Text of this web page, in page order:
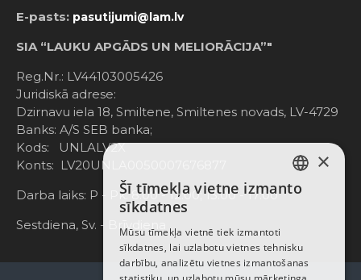
E-pasts: pasutijumi@lam.lv
SIA “LAUKU APGĀDS UN MELIORĀCIJA”"
Reg.Nr.: LV44103005426
Juridiskā adrese:
Dzirnavu iela 18, Smiltene, Smiltenes novads, LV-4729
Banks: A/S SEB banka;
Kods: UNLALV2X
Konts: LV20UNLA0050007676877
Darba laiks: P - Pk. 8:00 - 12:00; 13:00 - 17:00
Sestdiena, Sv. - Brīvdiena
LATVIAN
ENGLISH
×
Šī tīmekļa vietne izmanto
sīkdatnes
Mūsu tīmekļa vietnē tiek izmantoti
sīkdatnes, lai uzlabotu vietnes tehnisku
darbību, analizētu vietnes izmantošanas